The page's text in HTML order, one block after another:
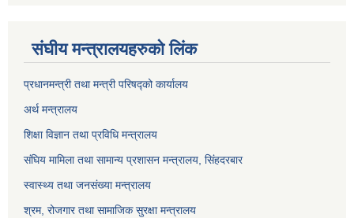
संघीय मन्त्रालयहरुको लिंक
प्रधानमन्त्री तथा मन्त्री परिषद्को कार्यालय
अर्थ मन्त्रालय
शिक्षा विज्ञान तथा प्रविधि मन्त्रालय
संघिय मामिला तथा सामान्य प्रशासन मन्त्रालय, सिंहदरबार
स्वास्थ्य तथा जनसंख्या मन्त्रालय
श्रम, रोजगार तथा सामाजिक सुरक्षा मन्त्रालय